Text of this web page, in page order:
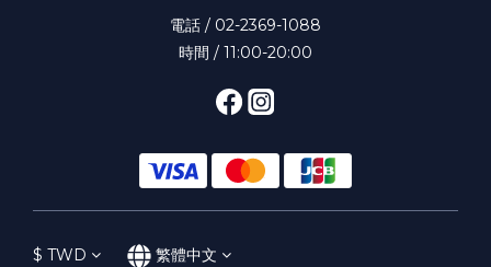
電話 / 02-2369-1088
時間 / 11:00-20:00
$ TWD 繁體中文